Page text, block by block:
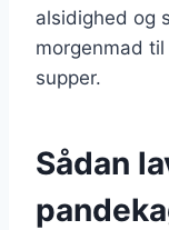
alsidighed og
morgenmad
supper.
Sådan